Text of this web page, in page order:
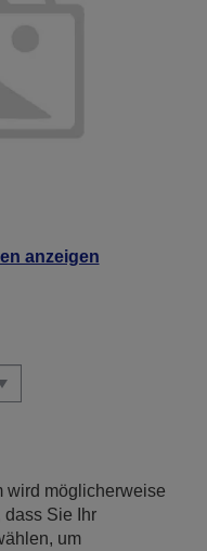
anzeigen
wird möglicherweise
dass Sie Ihr
um